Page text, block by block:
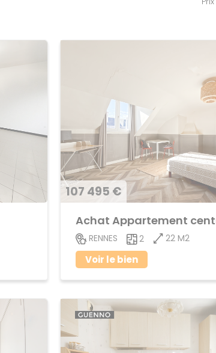
107 495 €
RENNES 2 22 M2
Voir le bien